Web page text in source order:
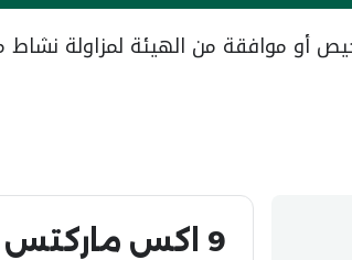
أو موافقة من الهيئة لمزاولة
9 اكس ماركتس